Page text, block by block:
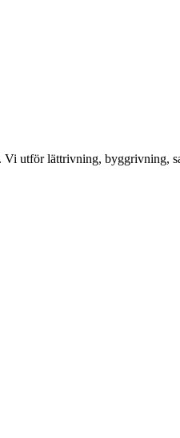
utför lättrivning, byggrivning,